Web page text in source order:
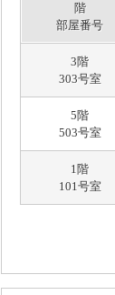
階
部屋番号
3階
303号室
5階
503号室
1階
101号室